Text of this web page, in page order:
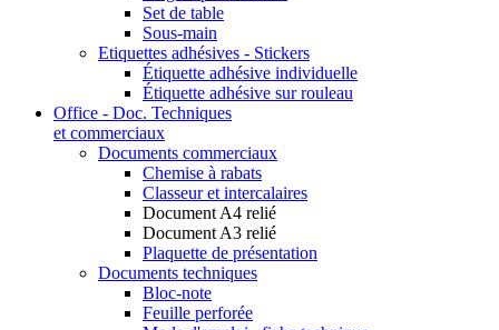
Set de table
Sous-main
Etiquettes adhésives - Stickers
Étiquette adhésive individuelle
Étiquette adhésive sur rouleau
Office - Doc. Techniques
et commerciaux
Documents commerciaux
Chemise à rabats
Classeur et intercalaires
Document A4 relié
Document A3 relié
Plaquette de présentation
Documents techniques
Bloc-note
Feuille perforée